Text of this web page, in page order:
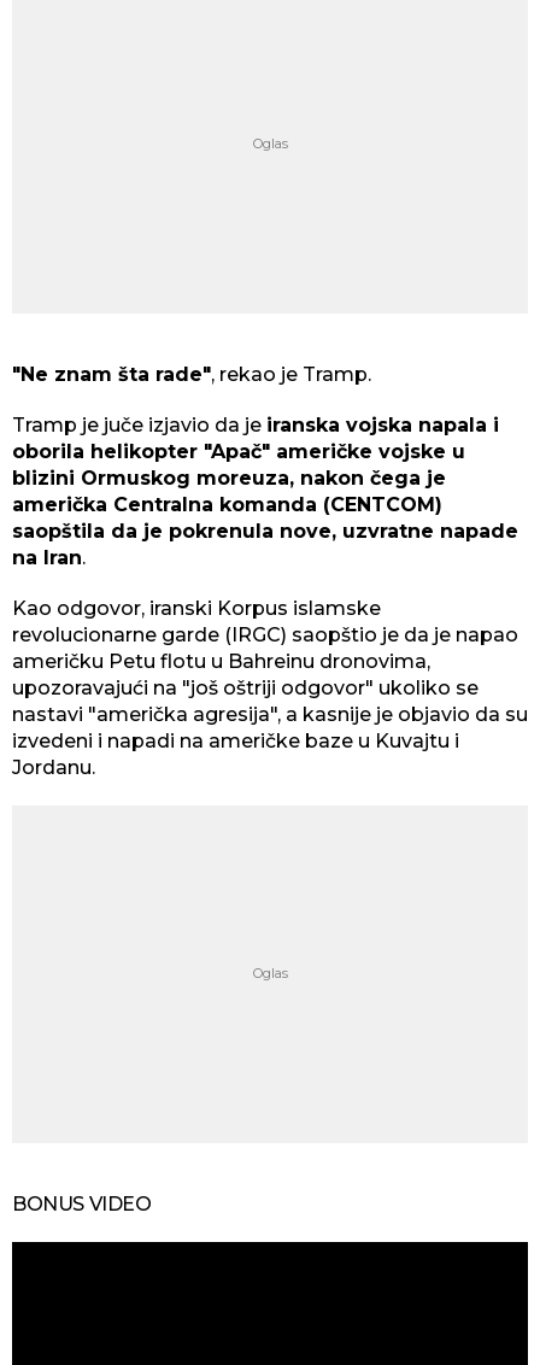
"Ne znam šta rade", rekao je Tramp.
Tramp je juče izjavio da je iranska vojska napala i
oborila helikopter "Apač" američke vojske u
blizini Ormuskog moreuza, nakon čega je
američka Centralna komanda (CENTCOM)
saopštila da je pokrenula nove, uzvratne napade
na Iran.
Kao odgovor, iranski Korpus islamske
revolucionarne garde (IRGC) saopštio je da je napao
američku Petu flotu u Bahreinu dronovima,
upozoravajući na "još oštriji odgovor" ukoliko se
nastavi "američka agresija", a kasnije je objavio da su
izvedeni i napadi na američke baze u Kuvajtu i
Jordanu.
BONUS VIDEO